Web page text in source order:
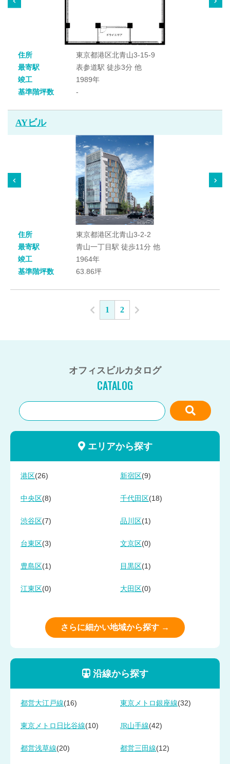
住所
東京都港区北青山3-15-9
最寄駅
表参道駅 徒歩3分 他
竣工
1989年
基準階坪数
-
AYビル
住所
東京都港区北青山3-2-2
最寄駅
青山一丁目駅 徒歩11分 他
竣工
1964年
基準階坪数
63.86坪
1 2
オフィスビルカタログ
CATALOG
エリアから探す
港区 (26) 新宿区 (9)
中央区 (8) 千代田区 (18)
渋谷区 (7) 品川区 (1)
台東区 (3) 文京区 (0)
豊島区 (1) 目黒区 (1)
江東区 (0) 大田区 (0)
さらに細かい地域から探す →
沿線から探す
都営大江戸線(16) 東京メトロ銀座線(32)
東京メトロ日比谷線(10) JR山手線(42)
都営浅草線(20) 都営三田線(12)